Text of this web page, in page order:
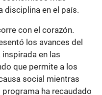
disciplina en el país.
con el corazón.
los avances del
inspirada en las
que permite a los
social mientras
ha recaudado